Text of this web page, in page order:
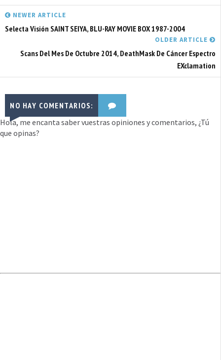
NEWER ARTICLE
Selecta Visión SAINT SEIYA, BLU-RAY MOVIE BOX 1987-2004
OLDER ARTICLE
Scans Del Mes De Octubre 2014, DeathMask De Cáncer Espectro
EXclamation
NO HAY COMENTARIOS:
Hola, me encanta saber vuestras opiniones y comentarios, ¿Tú
que opinas?